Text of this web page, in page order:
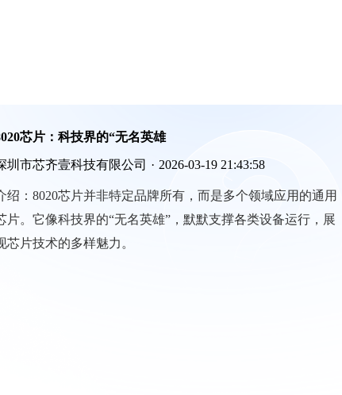
芯片：科技界的“无名英雄
圳市芯齐壹科技有限公司 · 2026-03-19 21:43:58
绍： 8020芯片并非特定品牌所有，而是多个领域应用的通用
片。它像科技界的“无名英雄”，默默支撑各类设备运行，展
芯片技术的多样魅力。